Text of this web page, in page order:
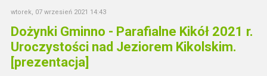
wtorek, 07 wrzesień 2021 14:43
Dożynki Gminno - Parafialne Kikół 2021 r.
Uroczystości nad Jeziorem Kikolskim.
[prezentacja]